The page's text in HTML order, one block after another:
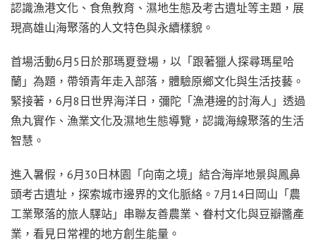
認識漁港文化、食魚教育、濕地生態及考古遺址等主題，展
現高雄山海聚落的人文特色與永續樣貌。
首場活動6月5日於那瑪夏登場，以「跟著獵人探尋瑪星哈
蘭」為題，帶領青年走入部落，體驗原鄉文化與生活技藝。
緊接著，6月8日世界海洋日，彌陀「漁港邊的討海人」透過
魚丸實作、漁業文化及濕地生態導覽，認識海線聚落的生活
智慧。
進入暑假，6月30日林園「向南之境」結合海岸地景與鳳鼻
頭考古遺址，探索城市邊界的文化脈絡。7月14日岡山「農
工業聚落的旅人驛站」串聯友善農業、眷村文化與豆瓣醬產
業，看見日常裡的地方創生能量。